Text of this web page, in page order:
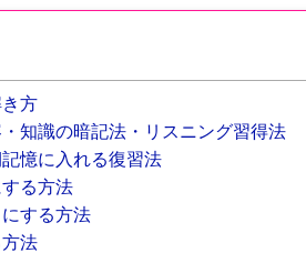
方
知識の暗記法・リスニング習得法
憶に入れる復習法
る方法
する方法
法